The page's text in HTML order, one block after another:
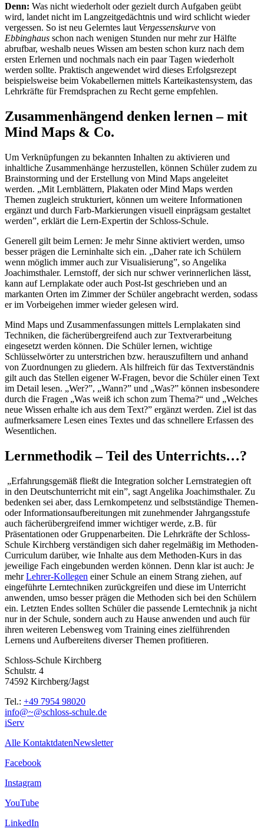
Denn: Was nicht wiederholt oder gezielt durch Aufgaben geübt
wird, landet nicht im Langzeitgedächtnis und wird schlicht wieder
vergessen. So ist neu Gelerntes laut Vergessenskurve von
Ebbinghaus schon nach wenigen Stunden nur mehr zur Hälfte
abrufbar, weshalb neues Wissen am besten schon kurz nach dem
ersten Erlernen und nochmals nach ein paar Tagen wiederholt
werden sollte. Praktisch angewendet wird dieses Erfolgsrezept
beispielsweise beim Vokabellernen mittels Karteikastensystem, das
Lehrkräfte für Fremdsprachen zu Recht gerne empfehlen.
Zusammenhängend denken lernen – mit
Mind Maps & Co.
Um Verknüpfungen zu bekannten Inhalten zu aktivieren und
inhaltliche Zusammenhänge herzustellen, können Schüler zudem zu
Brainstorming und der Erstellung von Mind Maps angeleitet
werden. „Mit Lernblättern, Plakaten oder Mind Maps werden
Themen zugleich strukturiert, können um weitere Informationen
ergänzt und durch Farb-Markierungen visuell einprägsam gestaltet
werden”, erklärt die Lern-Expertin der Schloss-Schule.
Generell gilt beim Lernen: Je mehr Sinne aktiviert werden, umso
besser prägen die Lerninhalte sich ein. „Daher rate ich Schülern
wenn möglich immer auch zur Visualisierung”, so Angelika
Joachimsthaler. Lernstoff, der sich nur schwer verinnerlichen lässt,
kann auf Lernplakate oder auch Post-Ist geschrieben und an
markanten Orten im Zimmer der Schüler angebracht werden, sodass
er im Vorbeigehen immer wieder gelesen wird.
Mind Maps und Zusammenfassungen mittels Lernplakaten sind
Techniken, die fächerübergreifend auch zur Textverarbeitung
eingesetzt werden können. Die Schüler lernen, wichtige
Schlüsselwörter zu unterstrichen bzw. herauszufiltern und anhand
von Zuordnungen zu gliedern. Als hilfreich für das Textverständnis
gilt auch das Stellen eigener W-Fragen, bevor die Schüler einen Text
im Detail lesen. „Wer?”, „Wann?” und „Was?” können insbesondere
durch die Fragen „Was weiß ich schon zum Thema?“ und „Welches
neue Wissen erhalte ich aus dem Text?” ergänzt werden. Ziel ist das
aufmerksamere Lesen eines Textes und das schnellere Erfassen des
Wesentlichen.
Lernmethodik – Teil des Unterrichts…?
„Erfahrungsgemäß fließt die Integration solcher Lernstrategien oft
in den Deutschunterricht mit ein”, sagt Angelika Joachimsthaler. Zu
bedenken sei aber, dass Lernkompetenz und selbstständige Themen-
oder Informationsaufbereitungen mit zunehmender Jahrgangsstufe
auch fächerübergreifend immer wichtiger werde, z.B. für
Präsentationen oder Gruppenarbeiten. Die Lehrkräfte der Schloss-
Schule Kirchberg verständigen sich daher regelmäßig im Methoden-
Curriculum darüber, wie Inhalte aus dem Methoden-Kurs in das
jeweilige Fach eingebunden werden können. Denn klar ist auch: Je
mehrLehrer-Kollegen einer Schule an einem Strang ziehen, auf
eingeführte Lerntechniken zurückgreifen und diese im Unterricht
anwenden, umso besser prägen die Methoden sich bei den Schülern
ein. Letzten Endes sollten Schüler die passende Lerntechnik ja nicht
nur in der Schule, sondern auch zu Hause anwenden und auch für
ihren weiteren Lebensweg vom Training eines zielführenden
Lernens und Aufbereitens diverser Themen profitieren.
Schloss-Schule Kirchberg
Schulstr. 4
74592 Kirchberg/Jagst
Tel.: +49 7954 98020
info@~@schloss-schule.de
iServ
Alle KontaktdatenNewsletter
Facebook
Instagram
YouTube
LinkedIn